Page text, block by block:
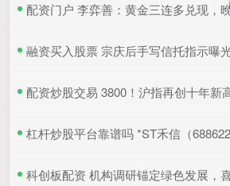
配资门户 李弈善：黄金三连多兑现，晚间
融资买入股票 宗庆后手写信托指示曝光！香港高院判了：宗馥莉暂不
配资炒股交易 3800！沪指再创十年新高，专家：牛市是经济
杠杆炒股平台靠谱吗 *ST禾信（688622）披露2025年年度股东会决议公告，5
科创板配资 机构调研锚定绿色发展，喜悦智行夯实可循